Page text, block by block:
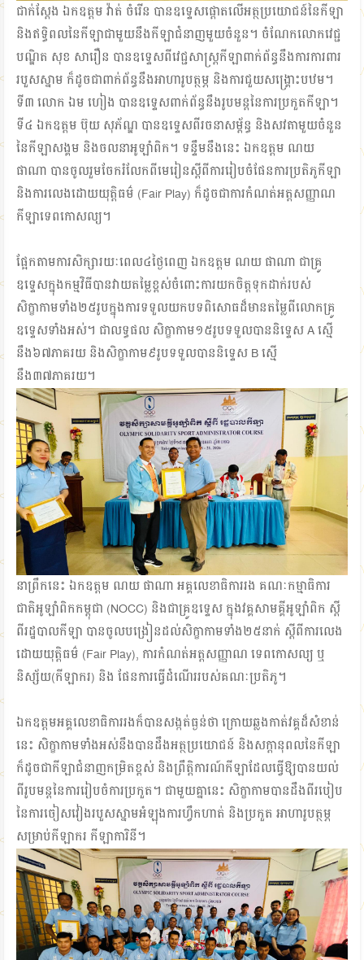
ជាក់ស្ដែង ឯកឧត្ដម វ៉ាត់ ចំរើន បានឧទ្ទេសផ្ដោតលើអត្ថប្រយោជន៍នៃកីឡា
និងឥទ្ធិពលនៃកីឡាជាមួយនឹងកីឡាជំនាញមួយចំនួន។ ចំណែកលោកវេជ្ជ
បណ្ឌិត សុខ សារឿន បានឧទ្ទេសពីវេជ្ជសាស្ត្រកីឡាពាក់ព័ន្ធនឹងការការពារ
របួសស្នាម ក៏ដូចជាពាក់ព័ន្ធនឹងអាហារូបត្ថម្ភ និងការជួយសង្គ្រោះបឋម។
ទី៣ លោក ឯម ហៀង បានឧទ្ទេសពាក់ព័ន្ធនឹងរូបមន្តនៃការប្រកួតកីឡា។
ទី៤ ឯកឧត្ដម ប៊ុយ សុភ័ណ្ឌ បានឧទ្ទេសពីរចនាសម្ព័ន្ធ និងសវតាមួយចំនួន
នៃកីឡាសង្គម និងចលនាអូឡាំពិក។ ទន្ទឹមនឹងនេះ ឯកឧត្តម ណយ
ផាណា បានចូលរួមចែករំលែកពីមេរៀនស្ដីពីការរៀបចំផែនការប្រតិភូកីឡា
និងការលេងដោយយុត្តិធម៌ (Fair Play) ក៏ដូចជាការកំណត់អត្តសញ្ញាណ
កីឡាទេពកោសល្យ។
ផ្អែកតាមការសិក្សារយៈពេល៤ថ្ងៃពេញ ឯកឧត្ដម ណយ ផាណា ជាគ្រូ
ឧទ្ទេសក្នុងកម្មវិធីបានវាយតម្លៃខ្ពស់ចំពោះការយកចិត្តទុកដាក់របស់
សិក្ខាកាមទាំង២៥រូបក្នុងការទទួលយកបទពិសោធដ៏មានតម្លៃពីលោកគ្រូ
ឧទ្ទេសទាំងអស់។ ជាលទ្ធផល សិក្ខាកាម១៥រូបទទួលបាននិទ្ទេស A ស្មើ
នឹង៦៧ភាគរយ និងសិក្ខាកាម៩រូបទទួលបាននិទ្ទេស B ស្មើ
នឹង៣៧ភាគរយ។
នាព្រឹកនេះ ឯកឧត្តម ណយ ផាណា អគ្គលេខាធិការរង គណៈកម្មាធិការ
ជាតិអូឡាំពិកកម្ពុជា (NOCC) និងជាគ្រូឧទ្ទេស ក្នុងវគ្គសាមគ្គីអូឡាំពិក ស្ដី
ពីរដ្ឋបាលកីឡា បានចូលបង្រៀនដល់សិក្ខាកាមទាំង២៥នាក់ ស្ដីពីការលេង
ដោយយុត្តិធម៌ (Fair Play), ការកំណត់អត្តសញ្ញាណ ទេពកោសល្យ ឬ
និស្ស័យ(កីឡាករ) និង ផែនការធ្វើដំណើររបស់គណៈប្រតិភូ។
ឯកឧត្ដមអគ្គលេខាធិការរងក៏បានសង្កត់ធ្ងន់ថា ក្រោយឆ្លងកាត់វគ្គដ៏សំខាន់
នេះ សិក្ខាកាមទាំងអស់នឹងបានដឹងអត្ថប្រយោជន៍ និងសក្ដានុពលនៃកីឡា
ក៏ដូចជាកីឡាជំនាញកម្រិតខ្ពស់ និងព្រឹត្តិការណ៍កីឡាដែលធ្វើឱ្យបានយល់
ពីរូបមន្តនៃការរៀបចំការប្រកួត។ ជាមួយគ្នានេះ សិក្ខាកាមបានដឹងពីរបៀប
នៃការចៀសវៀងរបួសស្នាមអំឡុងការហ្វឹកហាត់ និងប្រកួត អាហារូបត្ថម្ភ
សម្រាប់កីឡាករ កីឡាការិនី។